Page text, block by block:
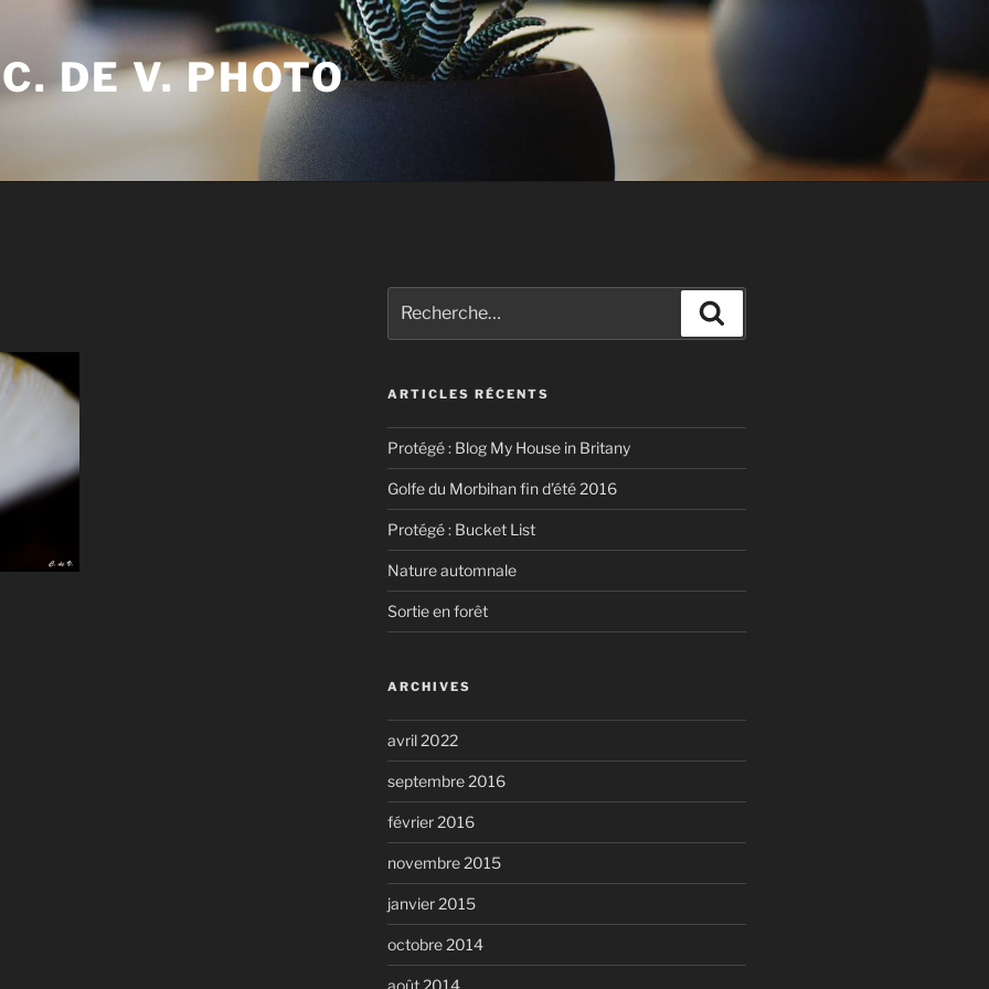
DE V. PHOTO
pour
:
ARTICLES RÉCENTS
Protégé : Blog My House in Britany
Golfe du Morbihan fin d’été 2016
Protégé : Bucket List
Nature automnale
Sortie en forêt
ARCHIVES
avril 2022
septembre 2016
février 2016
novembre 2015
janvier 2015
octobre 2014